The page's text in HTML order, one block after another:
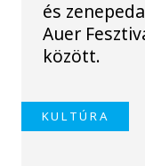
és
Auer
között.
KULTÚRA